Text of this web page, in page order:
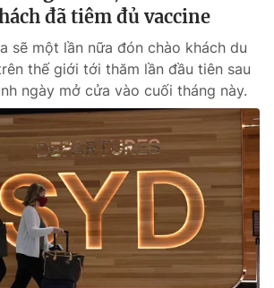
đã tiêm đủ vaccine
sẽ một lần nữa đón chào khách du
thế giới tới thăm lần đầu tiên sau
ngày mở cửa vào cuối tháng này.